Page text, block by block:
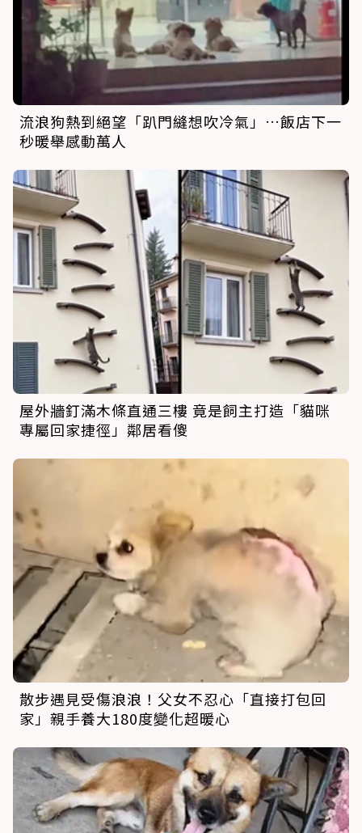
流浪狗熱到絕望「趴門縫想吹冷氣」…飯店下一
秒暖舉感動萬人
屋外牆釘滿木條直通三樓 竟是飼主打造「貓咪
專屬回家捷徑」鄰居看傻
散步遇見受傷浪浪！父女不忍心「直接打包回
家」親手養大180度變化超暖心